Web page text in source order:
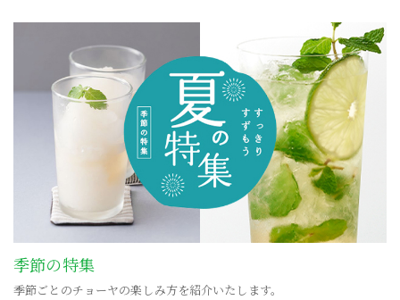
季節の特集
季節ごとのチョーヤの楽しみ方を紹介いたします。